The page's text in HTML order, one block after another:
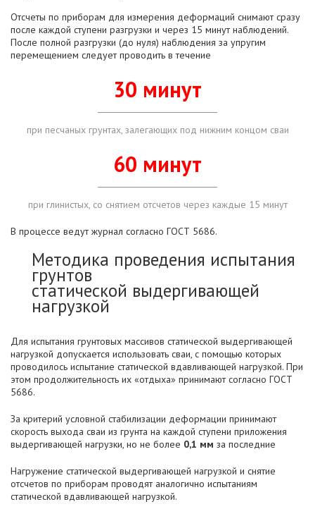
Отсчеты по приборам для измерения деформаций снимают сразу
после каждой ступени разгрузки и через 15 минут наблюдений.
После полной разгрузки (до нуля) наблюдения за упругим
перемещением следует проводить в течение
30 минут
при песчаных грунтах, залегающих под нижним концом сваи
60 минут
при глинистых, со снятием отсчетов через каждые 15 минут
В процессе ведут журнал согласно ГОСТ 5686.
Методика проведения испытания
грунтов
статической выдергивающей
нагрузкой
Для испытания грунтовых массивов статической выдергивающей
нагрузкой допускается использовать сваи, с помощью которых
проводилось испытание статической вдавливающей нагрузкой. При
этом продолжительность их «отдыха» принимают согласно ГОСТ
5686.
За критерий условной стабилизации деформации принимают
скорость выхода сваи из грунта на каждой ступени приложения
выдергивающей нагрузки, но не более 0,1 мм за последние
Нагружение статической выдергивающей нагрузкой и снятие
отсчетов по приборам проводят аналогично испытаниям
статической вдавливающей нагрузкой.